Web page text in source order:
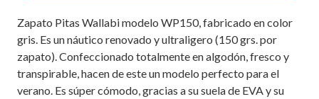
Zapato Pitas Wallabi modelo WP150, fabricado en color
gris. Es un náutico renovado y ultraligero (150 grs. por
zapato). Confeccionado totalmente en algodón, fresco y
transpirable, hacen de este un modelo perfecto para el
verano. Es súper cómodo, gracias a su suela de EVA y su